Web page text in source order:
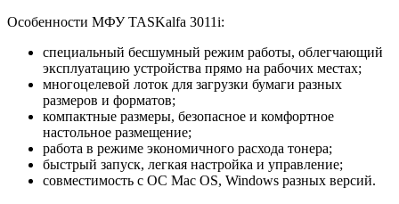
Особенности МФУ TASKalfa 3011i:
специальный бесшумный режим работы, облегчающий
эксплуатацию устройства прямо на рабочих местах;
многоцелевой лоток для загрузки бумаги разных
размеров и форматов;
компактные размеры, безопасное и комфортное
настольное размещение;
работа в режиме экономичного расхода тонера;
быстрый запуск, легкая настройка и управление;
совместимость с ОС Mac OS, Windows разных версий.